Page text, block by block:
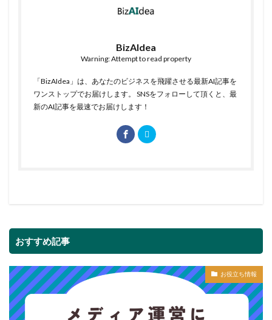
BizAIdea
Warning: Attempt to read property
「BizAIdea」は、あなたのビジネスを飛躍させる最新AI記事を
ワンストップでお届けします。 SNSをフォローして頂くと、最
新のAI記事を最速でお届けします！
おすすめ記事
お役立ち情報